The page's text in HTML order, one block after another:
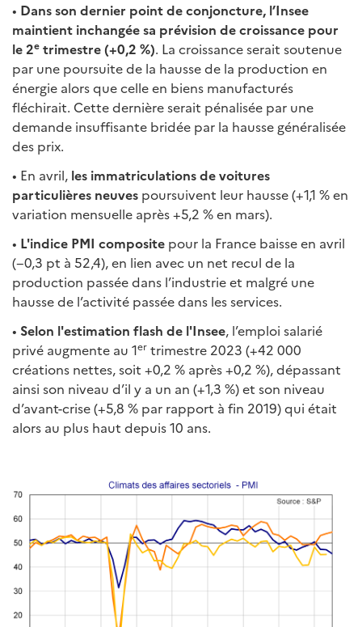
• Dans son dernier point de conjoncture, l’Insee
maintient inchangée sa prévision de croissance pour
le 2e trimestre (+0,2 %). La croissance serait soutenue
par une poursuite de la hausse de la production en
énergie alors que celle en biens manufacturés
fléchirait. Cette dernière serait pénalisée par une
demande insuffisante bridée par la hausse généralisée
des prix.
• En avril, les immatriculations de voitures
particulières neuves poursuivent leur hausse (+1,1 % en
variation mensuelle après +5,2 % en mars).
• L'indice PMI composite pour la France baisse en avril
(−0,3 pt à 52,4), en lien avec un net recul de la
production passée dans l’industrie et malgré une
hausse de l’activité passée dans les services.
• Selon l'estimation flash de l'Insee, l’emploi salarié
privé augmente au 1er trimestre 2023 (+42 000
créations nettes, soit +0,2 % après +0,2 %), dépassant
ainsi son niveau d’il y a un an (+1,3 %) et son niveau
d’avant-crise (+5,8 % par rapport à fin 2019) qui était
alors au plus haut depuis 10 ans.